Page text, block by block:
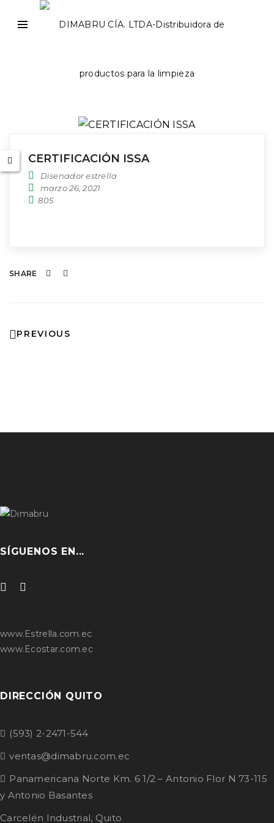
CERTIFICACIÓN ISSA
Disenador estrella
marzo 26, 2021
805
SHARE
PREVIOUS
SÍGUENOS EN...
www.Estrella.com.ec
www.Ecostar.com.ec
DIRECCIÓN QUITO
(593) 2-2471-544
ventas@dimabru.com.ec
Panamericana Norte Km. 6 1/2 – Antonio Flor N 73-115
y Antonio Basantes
Carcelén Industrial, Quito